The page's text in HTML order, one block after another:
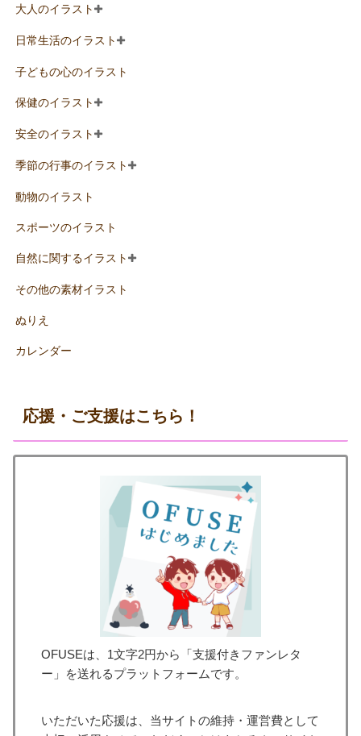
大人のイラスト
日常生活のイラスト
子どもの心のイラスト
保健のイラスト
安全のイラスト
季節の行事のイラスト
動物のイラスト
スポーツのイラスト
自然に関するイラスト
その他の素材イラスト
ぬりえ
カレンダー
応援・ご支援はこちら！
OFUSEは、1文字2円から「支援付きファンレタ
ー」を送れるプラットフォームです。
いただいた応援は、当サイトの維持・運営費として